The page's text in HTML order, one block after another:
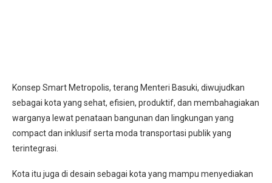
Konsep Smart Metropolis, terang Menteri Basuki, diwujudkan
sebagai kota yang sehat, efisien, produktif, dan membahagiakan
warganya lewat penataan bangunan dan lingkungan yang
compact dan inklusif serta moda transportasi publik yang
terintegrasi.
Kota itu juga di desain sebagai kota yang mampu menyediakan